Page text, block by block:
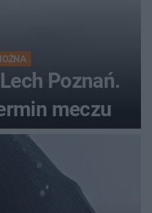
Poznań.
meczu